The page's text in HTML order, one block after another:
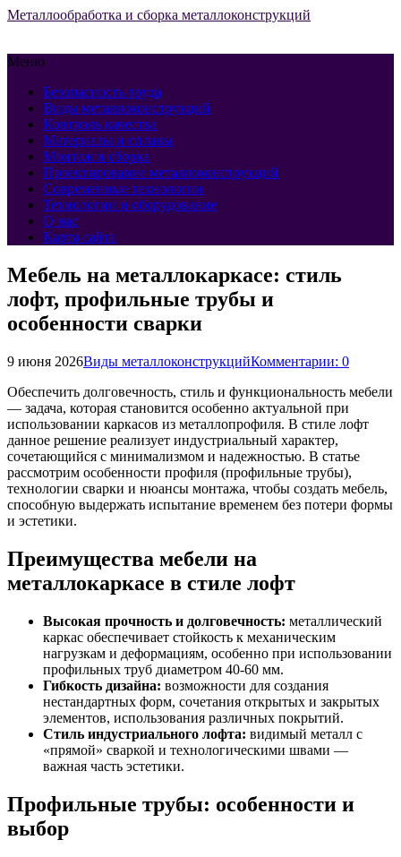
Металлообработка и сборка металлоконструкций
Меню
Безопасность труда
Виды металлоконструкций
Контроль качества
Материалы и сплавы
Монтаж и сборка
Проектирование металлоконструкций
Современные технологии
Технологии и оборудование
О нас
Карта сайта
Мебель на металлокаркасе: стиль
лофт, профильные трубы и
особенности сварки
9 июня 2026Виды металлоконструкцийКомментарии: 0
Обеспечить долговечность, стиль и функциональность мебели
— задача, которая становится особенно актуальной при
использовании каркасов из металлопрофиля. В стиле лофт
данное решение реализует индустриальный характер,
сочетающийся с минимализмом и надежностью. В статье
рассмотрим особенности профиля (профильные трубы),
технологии сварки и нюансы монтажа, чтобы создать мебель,
способную выдержать испытание временем без потери формы
и эстетики.
Преимущества мебели на
металлокаркасе в стиле лофт
Высокая прочность и долговечность: металлический
каркас обеспечивает стойкость к механическим
нагрузкам и деформациям, особенно при использовании
профильных труб диаметром 40-60 мм.
Гибкость дизайна: возможности для создания
нестандартных форм, сочетания открытых и закрытых
элементов, использования различных покрытий.
Стиль индустриального лофта: видимый металл с
«прямой» сваркой и технологическими швами —
важная часть эстетики.
Профильные трубы: особенности и
выбор